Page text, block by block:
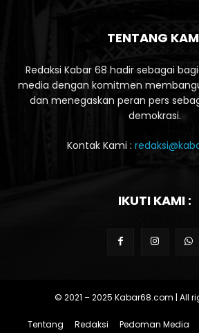
TENTANG
Redaksi Kabar 68 hadir sebagai
media dengan komitmen
dan menegaskan peran pers
demokrasi.
Kontak Kami :
IKUTI KAMI :
© 2021 – 2025 Kabar68.com | All
Tentang Redaksi Pedoman Media